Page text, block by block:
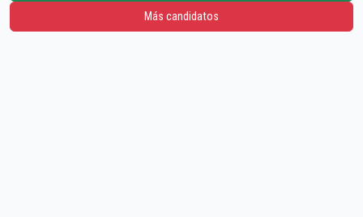
Más candidatos